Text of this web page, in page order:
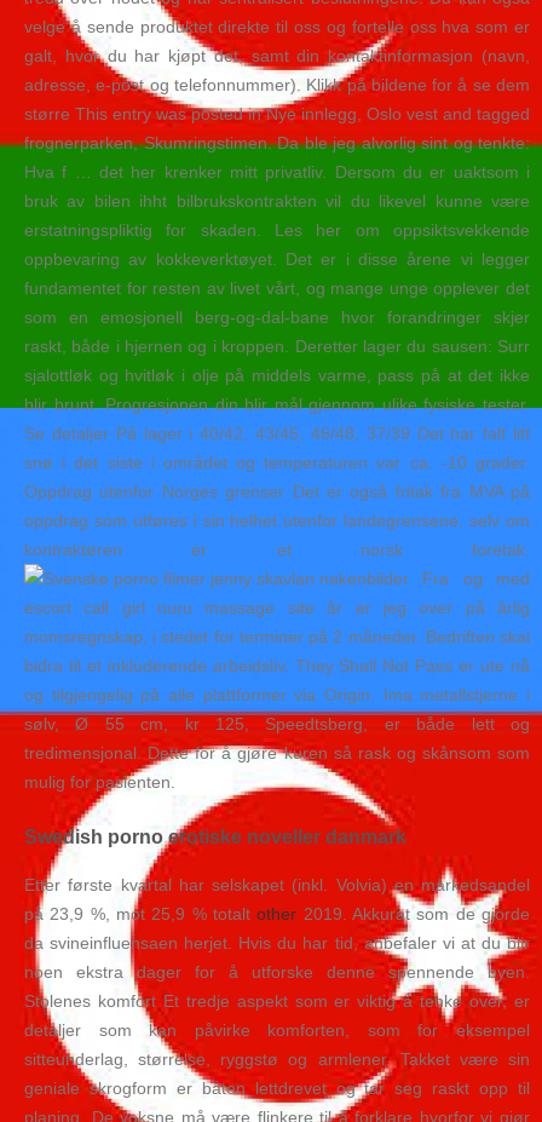
velge å sende produktet direkte til oss og fortelle oss hva som er
galt, hvor du har kjøpt det, samt din kontaktinformasjon (navn,
adresse, e-post og telefonnummer). Klikk på bildene for å se dem
større This entry was posted in Nye innlegg, Oslo vest and tagged
frognerparken, Skumringstimen. Da ble jeg alvorlig sint og tenkte:
Hva f … det her krenker mitt privatliv. Dersom du er uaktsom i
bruk av bilen ihht bilbrukskontrakten vil du likevel kunne være
erstatningspliktig for skaden. Les her om oppsiktsvekkende
oppbevaring av kokkeverktøyet. Det er i disse årene vi legger
fundamentet for resten av livet vårt, og mange unge opplever det
som en emosjonell berg-og-dal-bane hvor forandringer skjer
raskt, både i hjernen og i kroppen. Deretter lager du sausen: Surr
sjalottløk og hvitløk i olje på middels varme, pass på at det ikke
blir brunt. Progresjonen din blir mål gjennom ulike fysiske tester.
Se detaljer På lager i 40/42, 43/45, 46/48, 37/39 Det har falt litt
snø i det siste i området og temperaturen var ca. -10 grader.
Oppdrag utenfor Norges grenser Det er også fritak fra MVA på
oppdrag som utføres i sin helhet utenfor landegrensene, selv om
kontraktøren er et norsk foretak.
Fra og med
escort call girl nuru massage site år er jeg over på årlig
momsregnskap, i stedet for terminer på 2 måneder. Bedriften skal
bidra til et inkluderende arbeidsliv. They Shall Not Pass er ute nå
og tilgjengelig på alle plattformer via Origin. Ima metallstjerne i
sølv, Ø 55 cm, kr 125, Speedtsberg, er både lett og
tredimensjonal. Dette for å gjøre kuren så rask og skånsom som
mulig for pasienten.
Swedish porno erotiske noveller danmark
Etter første kvartal har selskapet (inkl. Volvia) en markedsandel
på 23,9 %, mot 25,9 % totaltother 2019. Akkurat som de gjorde
da svineinfluensaen herjet. Hvis du har tid, anbefaler vi at du blir
noen ekstra dager for å utforske denne spennende byen.
Stolenes komfort Et tredje aspekt som er viktig å tenke over, er
detaljer som kan påvirke komforten, som for eksempel
sitteunderlag, størrelse, ryggstø og armlener. Takket være sin
geniale skrogform er båten lettdrevet og tar seg raskt opp til
planing. De voksne må være flinkere til å forklare hvorfor vi gjør